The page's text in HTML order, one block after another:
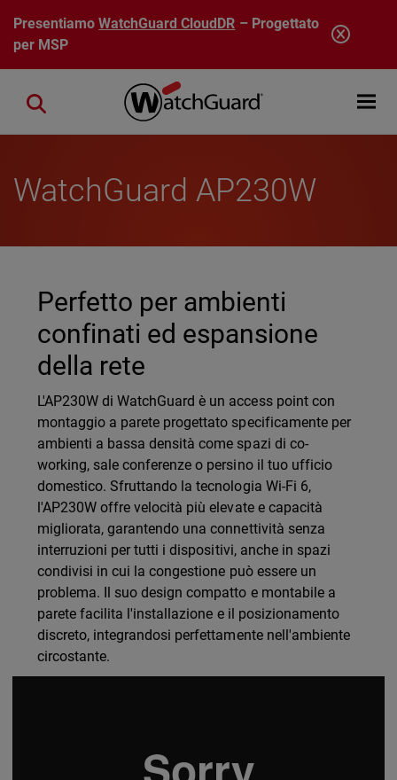
Salta al contenuto principale
PresentiamoWatchGuard CloudDR – Progettato
per MSP
Open
Close search
WatchGuard AP230W
Perfetto per ambienti
confinati ed espansione
della rete
L'AP230W di WatchGuard è un access point con
montaggio a parete progettato specificamente per
ambienti a bassa densità come spazi di co-
working, sale conferenze o persino il tuo ufficio
domestico. Sfruttando la tecnologia Wi-Fi 6,
l'AP230W offre velocità più elevate e capacità
migliorata, garantendo una connettività senza
interruzioni per tutti i dispositivi, anche in spazi
condivisi in cui la congestione può essere un
problema. Il suo design compatto e montabile a
parete facilita l'installazione e il posizionamento
discreto, integrandosi perfettamente nell'ambiente
circostante.